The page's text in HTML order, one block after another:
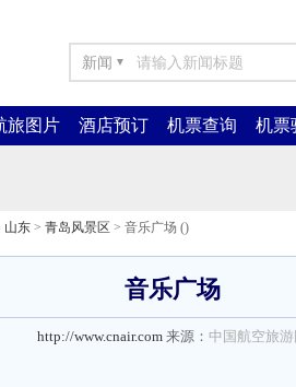
新闻 ▼
旅图片 酒店预订 机票查询 机票
山东 > 青岛风景区 > 音乐广场 ()
音乐广场
http://www.cnair.com 来源： 中国航空旅